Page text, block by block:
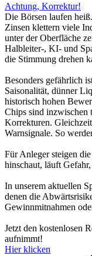
Achtung, Korrektur!
Die Börsen laufen
Zinsen klettern viele
unter der Oberfläche
Halbleiter-, KI- und
die Stimmung drehen
Besonders gefährlich
Saisonalität, dünner
historisch hohen
Chips sind inzwischen
Korrekturen.
Warnsignale. So
Für Anleger steigen
hinschaut, läuft
In unserem aktuellen
denen die
Gewinnmitnahmen
Jetzt den kostenlosen
aufnimmt!
Hier klicken